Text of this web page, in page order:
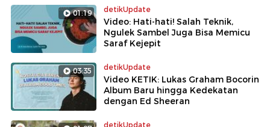
01:19 detikUpdate
Video: Hati-hati! Salah Teknik,
Ngulek Sambel Juga Bisa Memicu
Saraf Kejepit
03:35 detikUpdate
Video KETIK: Lukas Graham Bocorin
Album Baru hingga Kedekatan
dengan Ed Sheeran
detikUpdate